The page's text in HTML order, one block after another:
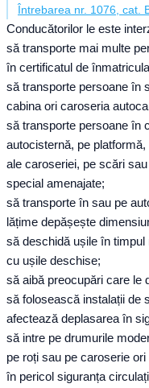
Întrebarea nr. 1076, cat.
Conducătorilor le este
să transporte mai multe
în certificatul de
să transporte persoane în
cabina ori caroseria
să transporte persoane în
autocisternă, pe
ale caroseriei, pe scări
special amenajate;
să transporte în sau pe
lățime depășește
să deschidă ușile în
cu ușile deschise;
să aibă preocupări care le
să folosească instalații de
afectează deplasarea în
să intre pe drumurile
pe roți sau pe caroserie
în pericol siguranța